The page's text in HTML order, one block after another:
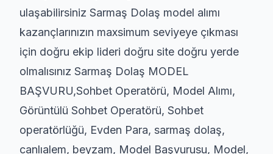
ulaşabilirsiniz Sarmaş Dolaş model alımı
kazançlarınızın maxsimum seviyeye çıkması
için doğru ekip lideri doğru site doğru yerde
olmalısınız Sarmaş Dolaş MODEL
BAŞVURU,Sohbet Operatörü, Model Alımı,
Görüntülü Sohbet Operatörü, Sohbet
operatörlüğü, Evden Para, sarmaş dolaş,
canlıalem, beyzam, Model Başvurusu, Model,